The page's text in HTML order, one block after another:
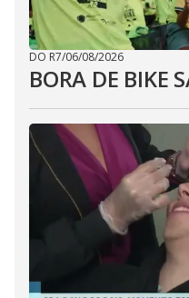
DO R7/06/08/2026
BORA DE BIKE